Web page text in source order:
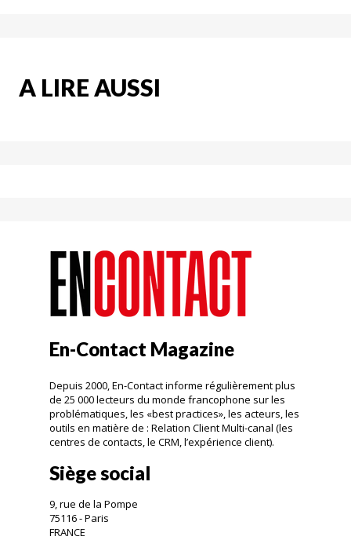
A LIRE AUSSI
En-Contact Magazine
Depuis 2000, En-Contact informe régulièrement plus
de 25 000 lecteurs du monde francophone sur les
problématiques, les «best practices», les acteurs, les
outils en matière de : Relation Client Multi-canal (les
centres de contacts, le CRM, l’expérience client).
Siège social
9, rue de la Pompe
75116 - Paris
FRANCE